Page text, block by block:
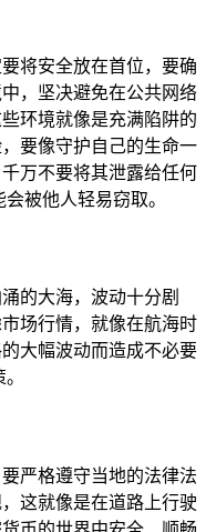
将安全放在首位，要确
，坚决避免在公共网络
环境就像是充满陷阱的
要像守护自己的生命一
万不要将其泄露给任何
被他人轻易窃取。
的大海，波动十分剧
场行情，就像在航海时
大幅波动而造成不必要
严格遵守当地的法律法
这就像是在道路上行驶